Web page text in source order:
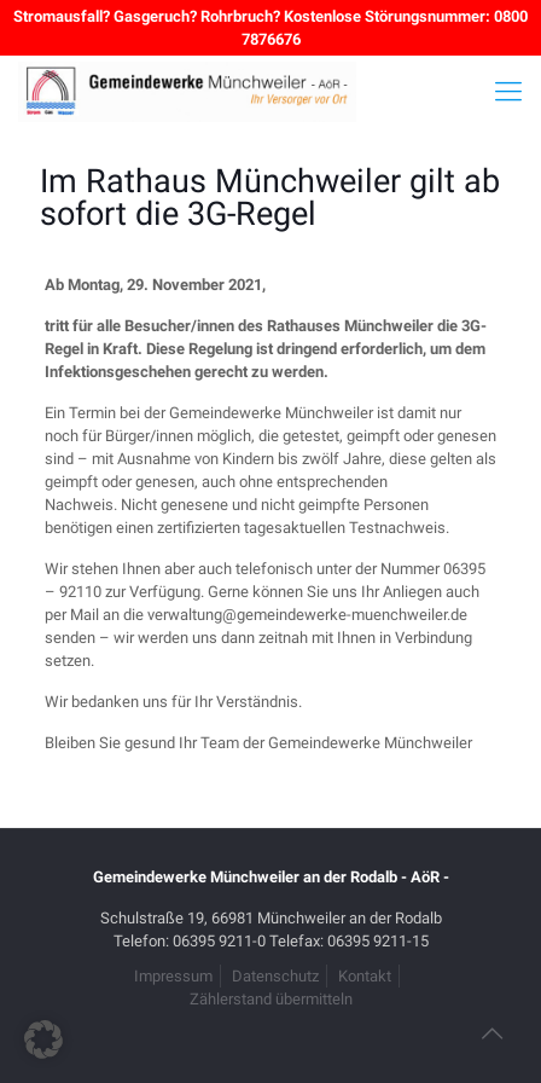
Stromausfall? Gasgeruch? Rohrbruch? Kostenlose Störungsnummer: 0800
7876676
Im Rathaus Münchweiler gilt ab
sofort die 3G-Regel
Ab Montag, 29. November 2021,
tritt für alle Besucher/innen des Rathauses Münchweiler die 3G-
Regel in Kraft. Diese Regelung ist dringend erforderlich, um dem
Infektionsgeschehen gerecht zu werden.
Ein Termin bei der Gemeindewerke Münchweiler ist damit nur
noch für Bürger/innen möglich, die getestet, geimpft oder genesen
sind – mit Ausnahme von Kindern bis zwölf Jahre, diese gelten als
geimpft oder genesen, auch ohne entsprechenden
Nachweis. Nicht genesene und nicht geimpfte Personen
benötigen einen zertifizierten tagesaktuellen Testnachweis.
Wir stehen Ihnen aber auch telefonisch unter der Nummer 06395
– 92110 zur Verfügung. Gerne können Sie uns Ihr Anliegen auch
per Mail an die verwaltung@gemeindewerke-muenchweiler.de
senden – wir werden uns dann zeitnah mit Ihnen in Verbindung
setzen.
Wir bedanken uns für Ihr Verständnis.
Bleiben Sie gesund Ihr Team der Gemeindewerke Münchweiler
Gemeindewerke Münchweiler an der Rodalb - AöR -
Schulstraße 19, 66981 Münchweiler an der Rodalb
Telefon: 06395 9211-0 Telefax: 06395 9211-15
Impressum
Datenschutz
Kontakt
Zählerstand übermitteln